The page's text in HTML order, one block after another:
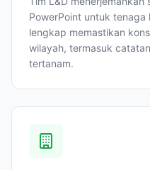
PowerPoint untuk tenaga
lengkap memastikan
wilayah, termasuk
tertanam.